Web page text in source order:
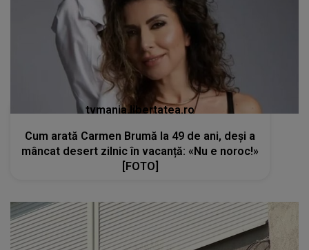
tvmania.libertatea.ro
Cum arată Carmen Brumă la 49 de ani, deși a
mâncat desert zilnic în vacanță: «Nu e noroc!»
[FOTO]